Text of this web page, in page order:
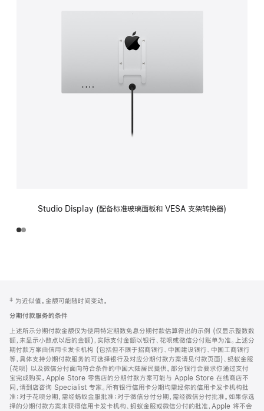
Studio Display (配备标准玻璃面板和 VESA 支架转换器)
页
页
脚
注
‡ 为近似值。金额可能随时间变动。
分期付款服务的条件
上述所示分期付款金额仅为使用特定期数免息分期付款估算得出的示例 (仅显示整数数
额，未显示小数点以后的金额)，实际支付金额以银行、花呗或微信分付账单为准。上述分
期付款方案由信用卡发卡机构 (包括但不限于招商银行、中国建设银行、中国工商银行
等，具体支持分期付款服务的可选择银行及对应分期付款方案请见付款页面)、蚂蚁金服
(花呗) 以及微信分付面向符合条件的中国大陆居民提供。部分银行会要求你通过支付
宝完成购买。Apple Store 零售店的分期付款方案可能与 Apple Store 在线商店不
同，请到店咨询 Specialist 专家。所有银行信用卡分期均需经你的信用卡发卡机构批
准；对于花呗分期，需经蚂蚁金服批准；对于微信分付分期，需经微信分付批准。如果你选
择的分期付款方案未获得信用卡发卡机构、蚂蚁金服或微信分付的批准，Apple 将不会